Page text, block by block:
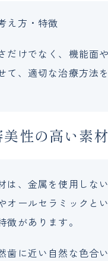
え方・特徴
だけでなく、機能面
、適切な治療方法
性の高い素
は、金属を使用しな
オールセラミックと
があります。
歯に近い自然な色合